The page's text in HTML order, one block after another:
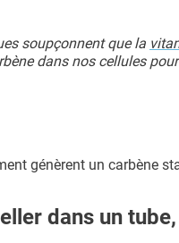
soupçonnent que la
dans nos cellules
génèrent un carbène
dans un tube,